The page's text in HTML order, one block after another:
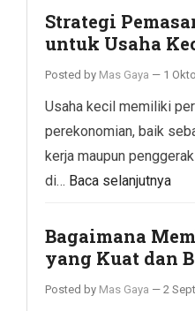
Strategi
untuk Usaha
Posted by Mas Gaya — 1
Usaha kecil memiliki
perekonomian, baik
kerja maupun
di… Baca selanjutnya
Bagaimana
yang Kuat dan
Posted by Mas Gaya — 2